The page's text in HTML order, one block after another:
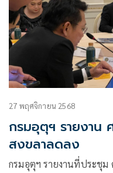
27 พฤศจิกายน 2568
กรมอุตุฯ รายงาน
สงขลาลดลง
กรมอุตุฯ รายงานที่ประชุม